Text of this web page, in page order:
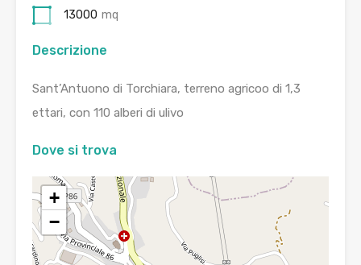
13000 mq
Descrizione
Sant’Antuono di Torchiara, terreno agricoo di 1,3
ettari, con 110 alberi di ulivo
Dove si trova
+
−